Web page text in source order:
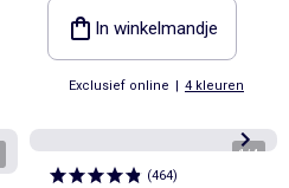
In winkelmandje
Exclusief online | 4 kleuren
1/4
(464)